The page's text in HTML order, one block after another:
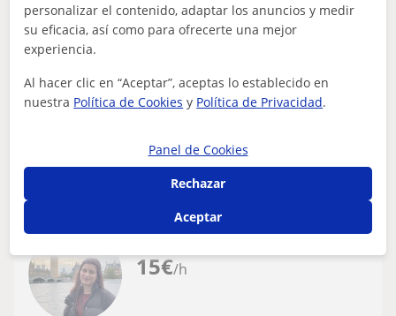
alumnos/as de primaria y secundaria con
experiencia desde el curso 2019/20.
Graduada en pedagogía y cursando
magisteri
Hola! Soy Iraia, graduada en pedagogía y magisterio de
primaria (con mención en educación especial). Además,
soy monitora de tiempo libre y...
Contactar
15€/h
Irati
personalizar el contenido, adaptar los anuncios y medir
su eficacia, así como para ofrecerte una mejor
experiencia.
Al hacer clic en “Aceptar”, aceptas lo establecido en
nuestra Política de Cookies y Política de Privacidad.
Panel de Cookies
Rechazar
Aceptar